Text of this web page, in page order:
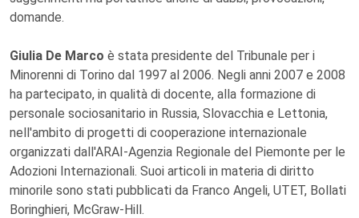
domande.
Giulia De Marco è stata presidente del Tribunale per i
Minorenni di Torino dal 1997 al 2006. Negli anni 2007 e 2008
ha partecipato, in qualità di docente, alla formazione di
personale sociosanitario in Russia, Slovacchia e Lettonia,
nell'ambito di progetti di cooperazione internazionale
organizzati dall'ARAI-Agenzia Regionale del Piemonte per le
Adozioni Internazionali. Suoi articoli in materia di diritto
minorile sono stati pubblicati da Franco Angeli, UTET, Bollati
Boringhieri, McGraw-Hill.